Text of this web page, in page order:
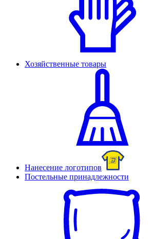
Хозяйственные товары
Нанесение логотипов
Постельные принадлежности